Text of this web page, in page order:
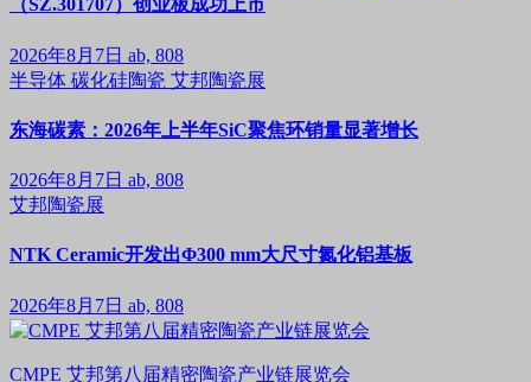
（SZ.301707）创业板成功上市
2026年8月7日 ab, 808
半导体 碳化硅陶瓷 艾邦陶瓷展
东海碳素：2026年上半年SiC聚焦环销量显著增长
2026年8月7日 ab, 808
艾邦陶瓷展
NTK Ceramic开发出Φ300 mm大尺寸氮化铝基板
2026年8月7日 ab, 808
CMPE 艾邦第八届精密陶瓷产业链展览会